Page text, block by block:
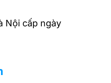
Nội cấp ngày